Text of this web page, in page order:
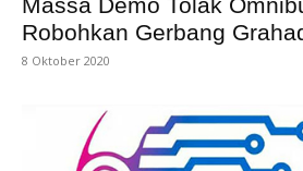
Robohkan Gerbang
8 Oktober 2020